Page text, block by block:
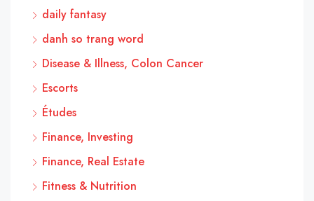
daily fantasy
danh so trang word
Disease & Illness, Colon Cancer
Escorts
Études
Finance, Investing
Finance, Real Estate
Fitness & Nutrition